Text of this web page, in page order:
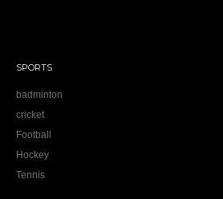
SPORTS
badminton
cricket
Football
Hockey
Tennis